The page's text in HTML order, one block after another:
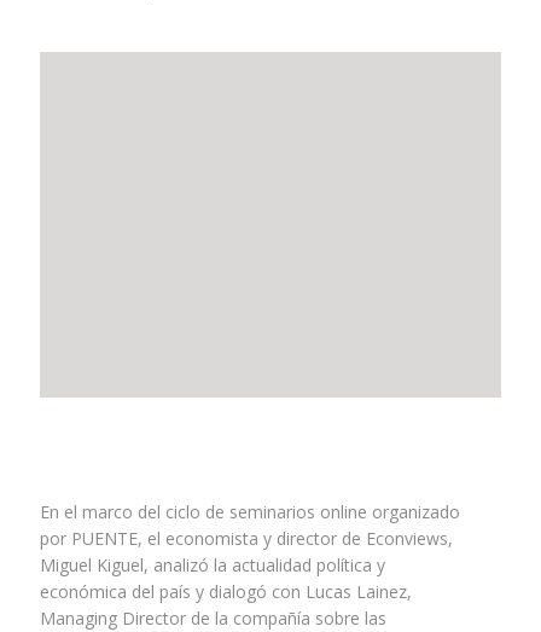
En el marco del ciclo de seminarios online organizado
por PUENTE, el economista y director de Econviews,
Miguel Kiguel, analizó la actualidad política y
económica del país y dialogó con Lucas Lainez,
Managing Director de la compañía sobre las